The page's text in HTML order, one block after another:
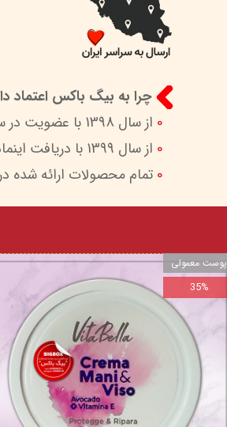
چرا به بیگ باکس اعتماد
0 از سال 1398 با عضویت در ستاد ساماندهی پایگاه‌های اینترنتی وزارات ارشاد در کنار شما هستیم.
0 از سال 1399 با دریافت اینماد (نماد اعتماد الکترونیک) امکان پرداخت امن و آسان را برای شما فراهم کردیم.
0 تمام محصولات ارائه شده
پوست معمولی
35%